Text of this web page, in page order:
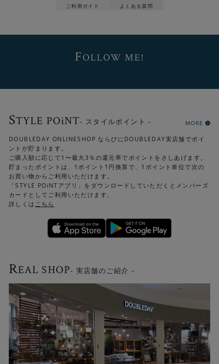
ご利用ガイド よくある質問
FOLLOW ME!
STYLE POiNT- スタイルポイント - MORE
DOUBLEDAY ONLINESHOP ならびにDOUBLEDAY実店舗でポイ
ントが貯まります。
ご購入額に応じて1〜最大3％の還元率でポイントをさしあげます。
貯まったポイントは、1ポイント1円換算で、1ポイント単位で次の
お買い物からご利用いただけます。
「STYLE POiNTアプリ」をダウンロードしていただくとメンバーズ
カードとしてご利用いただけます。
詳しくは こちら
REAL SHOP- 実店舗のご紹介 -